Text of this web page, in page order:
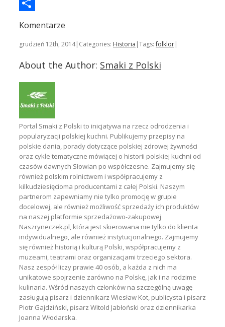
Wykop
Komentarze
grudzień 12th, 2014| Categories: Historia |Tags:folklor|
About the Author: Smaki z Polski
Portal Smaki z Polski to inicjatywa na rzecz odrodzenia i
popularyzacji polskiej kuchni. Publikujemy przepisy na
polskie dania, porady dotyczące polskiej zdrowej żywności
oraz cykle tematyczne mówiącej o historii polskiej kuchni od
czasów dawnych Słowian po współczesne. Zajmujemy się
również polskim rolnictwem i współpracujemy z
kilkudziesięcioma producentami z całej Polski. Naszym
partnerom zapewniamy nie tylko promocję w grupie
docelowej, ale również możliwość sprzedaży ich produktów
na naszej platformie sprzedażowo-zakupowej
Naszryneczek.pl, która jest skierowana nie tylko do klienta
indywidualnego, ale również instytucjonalnego. Zajmujemy
się również historią i kulturą Polski, współpracujemy z
muzeami, teatrami oraz organizacjami trzeciego sektora.
Nasz zespół liczy prawie 40 osób, a każda z nich ma
unikatowe spojrzenie zarówno na Polskę, jak i na rodzime
kulinaria. Wśród naszych członków na szczególną uwagę
zasługują pisarz i dziennikarz Wiesław Kot, publicysta i pisarz
Piotr Gajdziński, pisarz Witold Jabłoński oraz dziennikarka
Joanna Włodarska.